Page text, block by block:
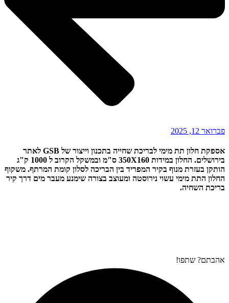
פברואר 12, 2025
אספקת חלון תת מימי לבריכת שחייה בתכנון וייצור של GSB לאתר
בירושלים. החלון במידות 350X160 ס"מ ובמשקל הקרוב ל 1000 ק"ג
הותקן בעזרת מנוף בקיר המפריד בין הבריכה לסלון קומת המרתף. משקוף
החלון התת מימי עשוי נירוסטה ומעוצב בצורה שימנע מעבר מים דרך קיר
בריכת השחיה.
אהבתם? שתפו!